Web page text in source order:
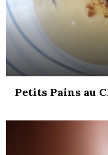
Petits Pains au